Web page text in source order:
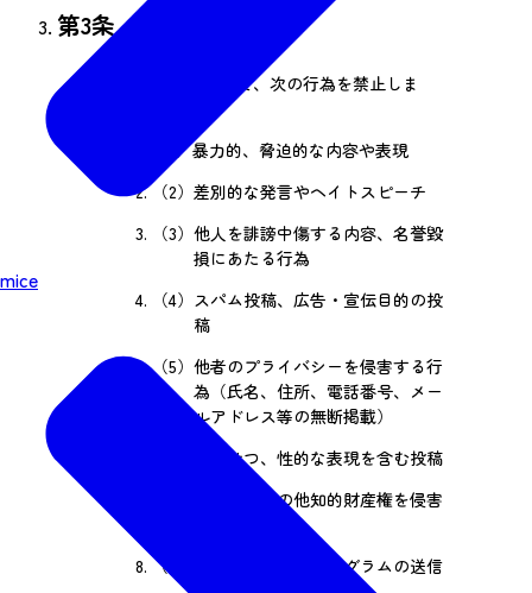
mice
第3条【禁止事項】
本掲示板において、次の行為を禁止しま
（1）暴力的、脅迫的な内容や表現
（2） 差別的な発言やヘイトスピーチ
（3） 他人を誹謗中傷する内容、名誉毀
損にあたる行為
（4） スパム投稿、広告・宣伝目的の投
稿
（5） 他者のプライバシーを侵害する行
為（氏名、住所、電話番号、メー
ルアドレス等の無断掲載）
わいせつ、性的な表現を含む投稿
著作権やその他知的財産権を侵害
（8）
ウイルスや不正プログラムの送信